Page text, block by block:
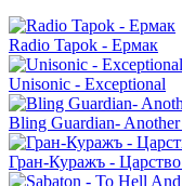
Radio Tapok - Ермак
Unisonic - Exceptional
Bling Guardian-
Гран-Куражъ -